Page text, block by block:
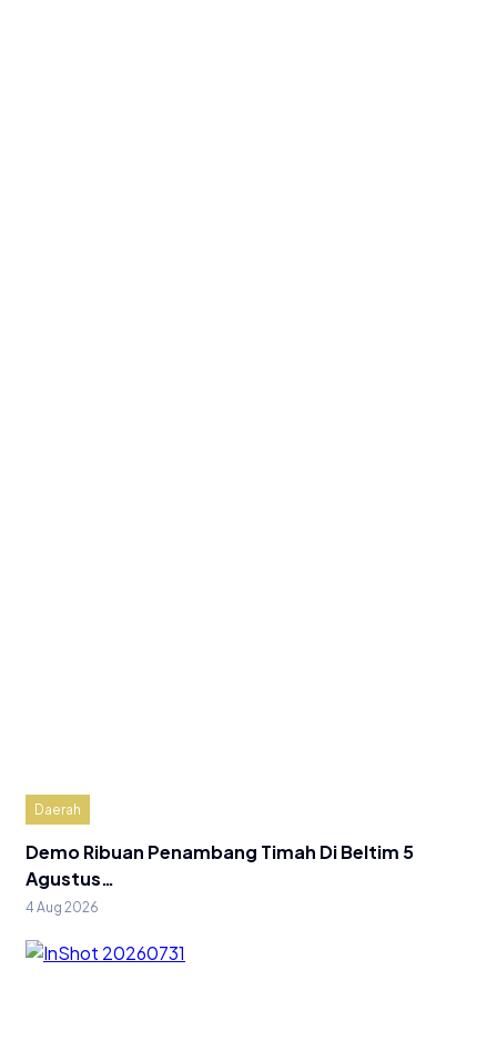
Daerah
Demo Ribuan Penambang Timah Di Beltim 5
Agustus…
4 Aug 2026